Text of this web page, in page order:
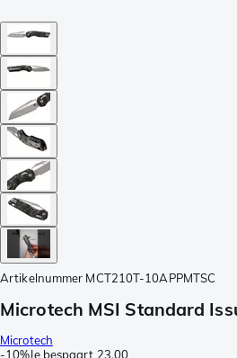
Artikelnummer MCT210T-10APPMTSC
Microtech MSI Standard
Microtech
-10%Je bespaart 23,00